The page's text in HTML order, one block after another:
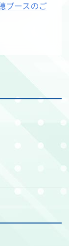
ブースのご